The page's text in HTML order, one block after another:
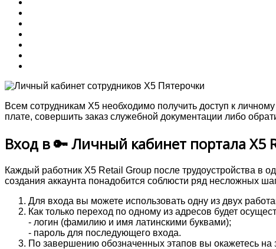
Всем сотрудникам X5 необходимо получить доступ к
плате, совершить заказ служебной документации либо
Вход в 🔑 Личный кабинет портала X5
Каждый работник X5 Retail Group после трудоустройства в
создания аккаунта понадобится соблюсти ряд несложных
Для входа вы можете использовать одну из двух
Как только переход по одному из адресов будет
- логин (фамилию и имя латинскими буквами);
- пароль для последующего входа.
По завершению обозначенных этапов вы окажетесь